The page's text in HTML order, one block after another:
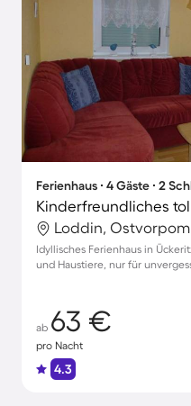
Ferienhaus ∙ 4 Gäste ∙ 2
Loddin,
Idyllisches Ferienhaus in
und Haustiere, nur für
ab 63 €
pro Nacht
4.3